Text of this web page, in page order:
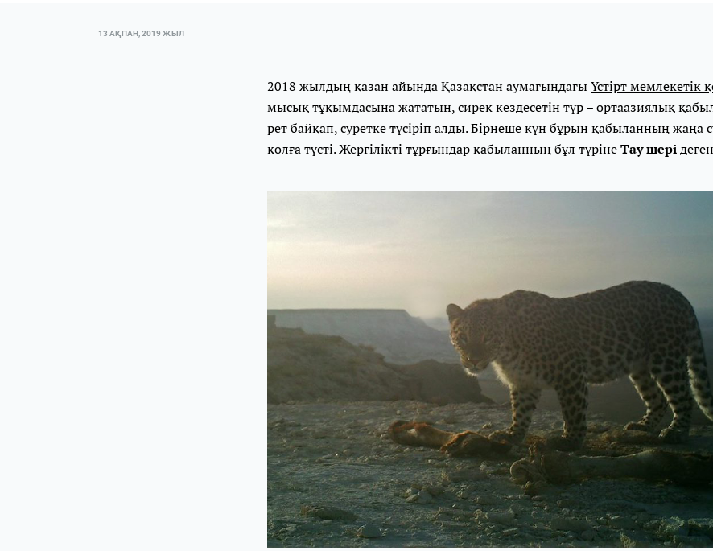
13 АҚПАН, 2019 ЖЫЛ
2018 жылдың қазан айында Қазақстан аумағындағыҮстірт мемлекетік
мысық тұқымдасына жататын, сирек кездесетін түр – ортаазиялық
рет байқап, суретке түсіріп алды. Бірнеше күн бұрын қабыланның жаңа
қолға түсті. Жергілікті тұрғындар қабыланның бұл түрінеТау шерi